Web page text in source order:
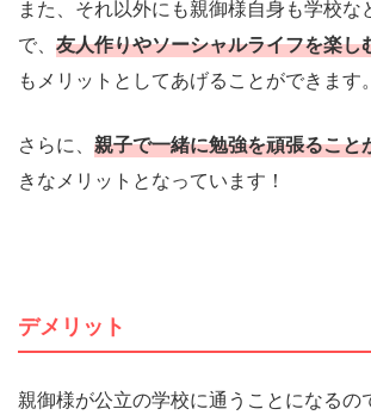
また、それ以外にも親御様自身も学校な
で、 友人作りやソーシャルライフを楽し
もメリットとしてあげることができます。
さらに、 親子で一緒に勉強を頑張ること
きなメリットとなっています！
デメリット
親御様が公立の学校に通うことになるの